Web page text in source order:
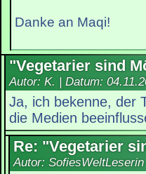
Danke an Maqi!
"Vegetarier sind
Autor: K. | Datum:
Ja, ich bekenne, der
die Medien
Re: "Vegetarier
Autor: